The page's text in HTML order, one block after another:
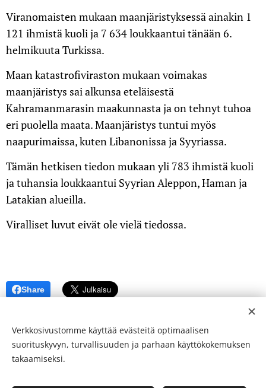
Viranomaisten mukaan maanjäristyksessä ainakin 1
121 ihmistä kuoli ja 7 634 loukkaantui tänään 6.
helmikuuta Turkissa.
Maan katastrofiviraston mukaan voimakas
maanjäristys sai alkunsa eteläisestä
Kahramanmarasin maakunnasta ja on tehnyt tuhoa
eri puolella maata. Maanjäristys tuntui myös
naapurimaissa, kuten Libanonissa ja Syyriassa.
Tämän hetkisen tiedon mukaan yli 783 ihmistä kuoli
ja tuhansia loukkaantui Syyrian Aleppon, Haman ja
Latakian alueilla.
Viralliset luvut eivät ole vielä tiedossa.
Share
Verkkosivustomme käyttää evästeitä optimaalisen
suorituskyvyn, turvallisuuden ja parhaan käyttökokemuksen
takaamiseksi.